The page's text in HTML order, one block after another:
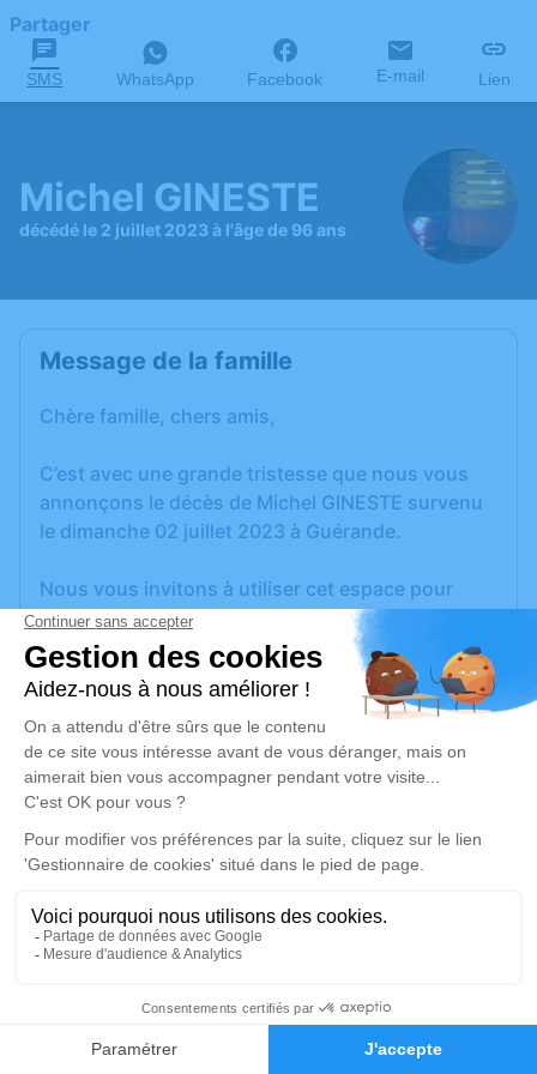
Faire-part Hommages
Partager
SMS WhatsApp Facebook E-mail Lien
Michel GINESTE
décédé le 2 juillet 2023 à l'âge de 96 ans
Message de la famille
Chère famille, chers amis,
C’est avec une grande tristesse que nous vous
annonçons le décès de Michel GINESTE survenu
le dimanche 02 juillet 2023 à Guérande.
Nous vous invitons à utiliser cet espace pour
laisser vos condoléances, partager des photos
souvenirs, une anecdote ou exprimer vos
pensées à travers des poèmes ou des textes. Cet
endroit est un lieu d'expression dédié à honorer la
mémoire de Michel GINESTE.
Un service de plantation d’arbre hommage est
disponible ici
Cérémonie religieuse
Église de Trescalan de La Turballe
12, Rue de l'Église